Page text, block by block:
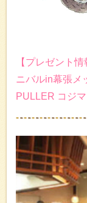
【プレゼント
ニバルin幕張メ
PULLER コジ